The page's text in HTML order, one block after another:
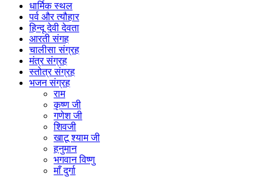
धार्मिक स्थल
पर्व और त्यौहार
हिन्दू देवी देवता
आरती संगह
चालीसा संग्रह
मंत्र संग्रह
स्तोत्र संग्रह
भजन संग्रह
राम
कृष्ण जी
गणेश जी
शिवजी
खाटू श्याम जी
हनुमान
भगवान विष्णु
माँ दुर्गा